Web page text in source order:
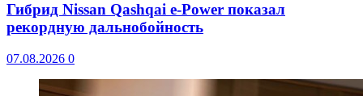
Гибрид Nissan Qashqai e-Power показал
рекордную дальнобойность
07.08.2026 0